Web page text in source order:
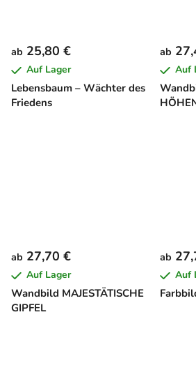
Lebensbaum – Wächter des
Friedens
ab 25,80 €
Auf Lager
ab
Auf
Wandbild MAJESTÄTISCHE
GIPFEL
ab 27,70 €
Auf Lager
ab
Auf